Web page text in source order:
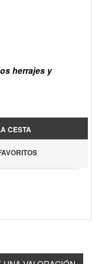
herrajes y
CESTA